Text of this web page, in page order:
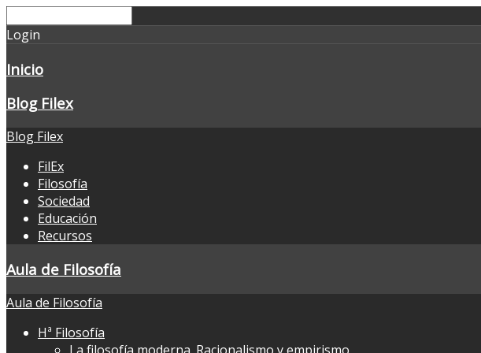
Login
Inicio
Blog Filex
Blog Filex
FilEx
Filosofía
Sociedad
Educación
Recursos
Aula de Filosofía
Aula de Filosofía
Hª Filosofía
La filosofía moderna. Racionalismo y empirismo